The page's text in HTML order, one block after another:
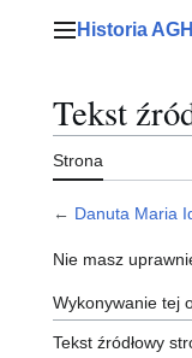
Menu główne
Historia AGH
Tekst
Strona
← Danuta Maria
Nie masz
Wykonywanie tej
Tekst źródłowy